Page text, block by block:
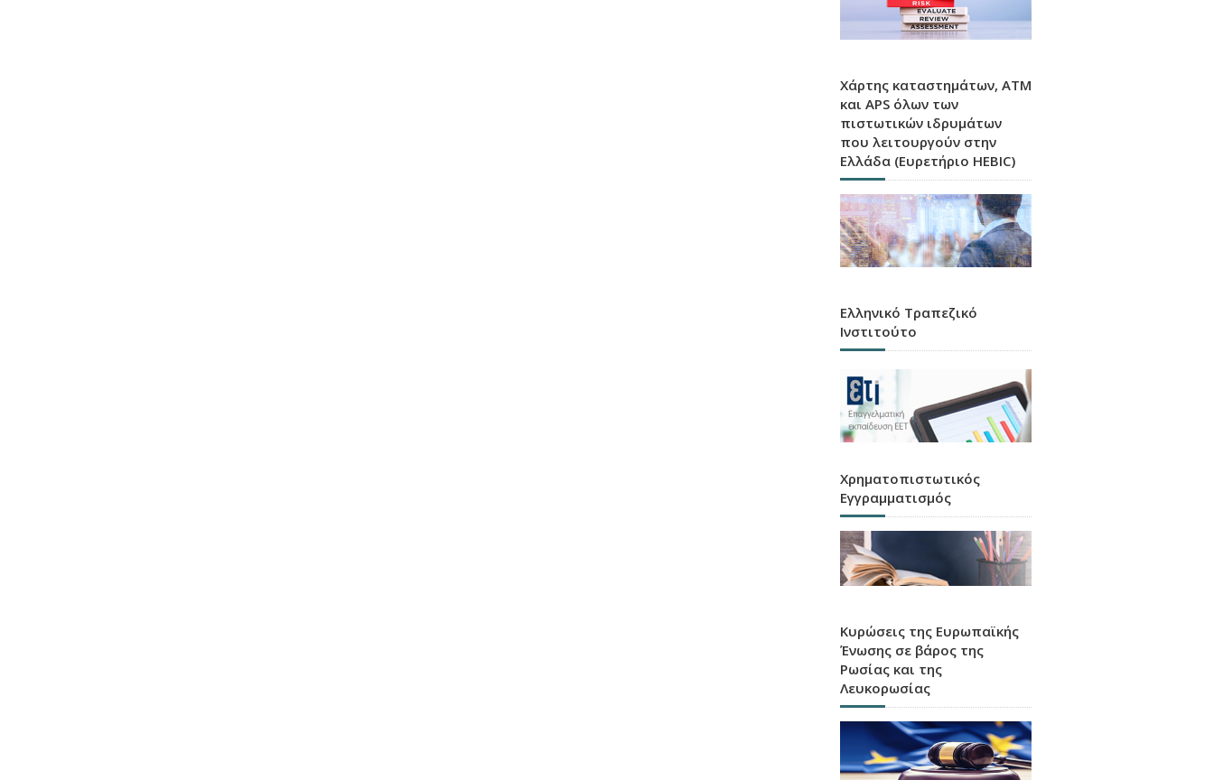
Χάρτης καταστημάτων, ATM
και APS όλων των
πιστωτικών ιδρυμάτων
που λειτουργούν στην
Ελλάδα (Ευρετήριο HEBIC)
Ελληνικό Τραπεζικό
Ινστιτούτο
Χρηματοπιστωτικός
Εγγραμματισμός
Κυρώσεις της Ευρωπαϊκής
Ένωσης σε βάρος της
Ρωσίας και της
Λευκορωσίας